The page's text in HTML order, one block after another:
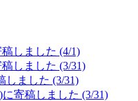
しました (4/1)
しました (3/31)
しました (3/31)
寄稿しました (3/31)